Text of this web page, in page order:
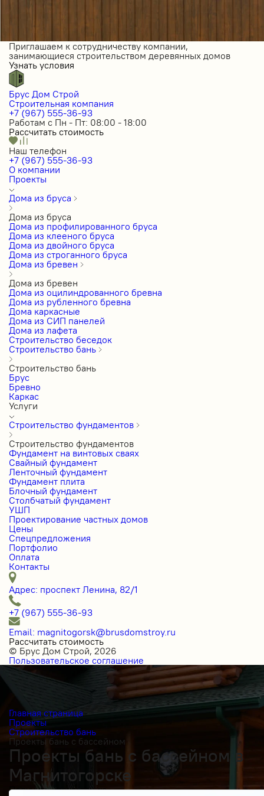
Приглашаем к сотрудничеству компании,
занимающиеся строительством деревянных домов
Узнать условия
Брус Дом Строй
Строительная компания
+7 (967) 555-36-93
Работам с Пн - Пт: 08:00 - 18:00
Рассчитать стоимость
Наш телефон
+7 (967) 555-36-93
О компании
Проекты
Дома из бруса
Дома из бруса
Дома из профилированного бруса
Дома из клееного бруса
Дома из двойного бруса
Дома из строганного бруса
Дома из бревен
Дома из бревен
Дома из оцилиндрованного бревна
Дома из рубленного бревна
Дома каркасные
Дома из СИП панелей
Дома из лафета
Строительство беседок
Строительство бань
Строительство бань
Брус
Бревно
Каркас
Услуги
Строительство фундаментов
Строительство фундаментов
Фундамент на винтовых сваях
Свайный фундамент
Ленточный фундамент
Фундамент плита
Блочный фундамент
Столбчатый фундамент
УШП
Проектирование частных домов
Цены
Спецпредложения
Портфолио
Оплата
Контакты
Адрес: проспект Ленина, 82/1
+7 (967) 555-36-93
Email: magnitogorsk@brusdomstroy.ru
Рассчитать стоимость
© Брус Дом Строй, 2026
Пользовательское соглашение
Главная страница
Проекты
Строительство бань
Проекты бань с бассейном
Проекты бань с бассейном в
Магнитогорске
Получить косультацию